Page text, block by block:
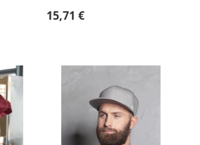
Regulärer Preis:
15,71 €